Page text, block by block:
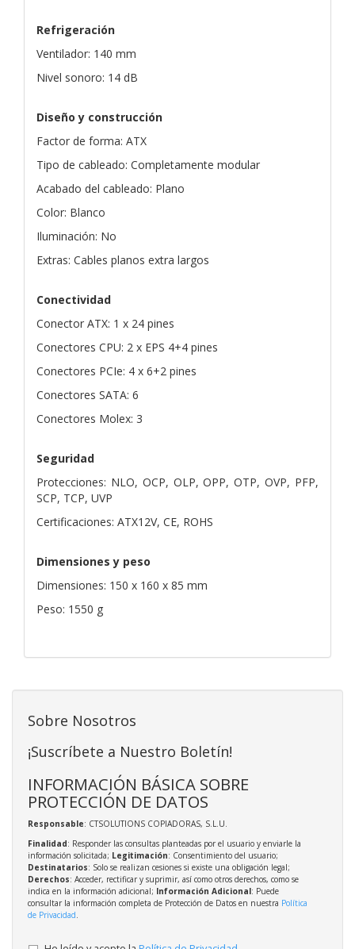
Refrigeración
Ventilador: 140 mm
Nivel sonoro: 14 dB
Diseño y construcción
Factor de forma: ATX
Tipo de cableado: Completamente modular
Acabado del cableado: Plano
Color: Blanco
Iluminación: No
Extras: Cables planos extra largos
Conectividad
Conector ATX: 1 x 24 pines
Conectores CPU: 2 x EPS 4+4 pines
Conectores PCIe: 4 x 6+2 pines
Conectores SATA: 6
Conectores Molex: 3
Seguridad
Protecciones: NLO, OCP, OLP, OPP, OTP, OVP, PFP,
SCP, TCP, UVP
Certificaciones: ATX12V, CE, ROHS
Dimensiones y peso
Dimensiones: 150 x 160 x 85 mm
Peso: 1550 g
Sobre Nosotros
¡Suscríbete a Nuestro Boletín!
INFORMACIÓN BÁSICA SOBRE
PROTECCIÓN DE DATOS
Responsable: CTSOLUTIONS COPIADORAS, S.L.U.
Finalidad: Responder las consultas planteadas por el usuario y enviarle la
información solicitada; Legitimación: Consentimiento del usuario;
Destinatarios: Solo se realizan cesiones si existe una obligación legal;
Derechos: Acceder, rectificar y suprimir, así como otros derechos, como se
indica en la información adicional; Información Adicional: Puede
consultar la información completa de Protección de Datos en nuestra Política
de Privacidad